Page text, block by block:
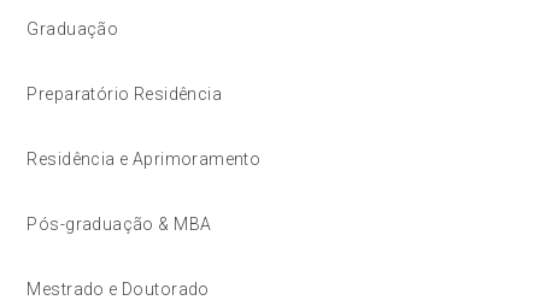
Graduação
Preparatório Residência
Residência e Aprimoramento
Pós-graduação & MBA
Mestrado e Doutorado